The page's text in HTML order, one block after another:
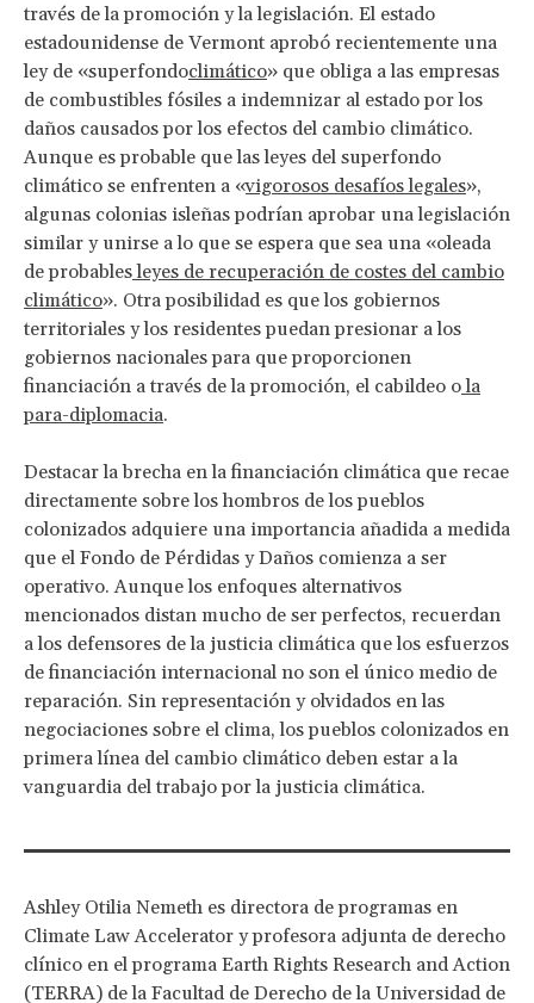
través de la promoción y la legislación. El estado
estadounidense de Vermont aprobó recientemente una
ley de «superfondoclimático» que obliga a las empresas
de combustibles fósiles a indemnizar al estado por los
daños causados por los efectos del cambio climático.
Aunque es probable que las leyes del superfondo
climático se enfrenten a «vigorosos desafíos legales»,
algunas colonias isleñas podrían aprobar una legislación
similar y unirse a lo que se espera que sea una «oleada
de probablesleyes de recuperación de costes del cambio
climático». Otra posibilidad es que los gobiernos
territoriales y los residentes puedan presionar a los
gobiernos nacionales para que proporcionen
financiación a través de la promoción, el cabildeo ola
para-diplomacia.
Destacar la brecha en la financiación climática que recae
directamente sobre los hombros de los pueblos
colonizados adquiere una importancia añadida a medida
que el Fondo de Pérdidas y Daños comienza a ser
operativo. Aunque los enfoques alternativos
mencionados distan mucho de ser perfectos, recuerdan
a los defensores de la justicia climática que los esfuerzos
de financiación internacional no son el único medio de
reparación. Sin representación y olvidados en las
negociaciones sobre el clima, los pueblos colonizados en
primera línea del cambio climático deben estar a la
vanguardia del trabajo por la justicia climática.
Ashley Otilia Nemeth es directora de programas en
Climate Law Accelerator y profesora adjunta de derecho
clínico en el programa Earth Rights Research and Action
(TERRA) de la Facultad de Derecho de la Universidad de